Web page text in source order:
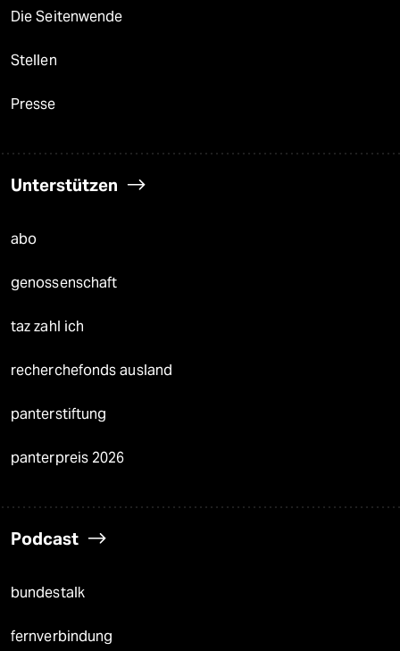
Die Seitenwende
Stellen
Presse
Unterstützen
abo
genossenschaft
taz zahl ich
recherchefonds ausland
panterstiftung
panterpreis 2026
Podcast
bundestalk
fernverbindung